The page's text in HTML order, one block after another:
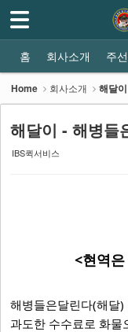
홈 회사소개 주
해달이
오토바이 퀵서비스
Home 회사소개 해달이
해달이 - 해병들
IBS퀵서비스
<현역
해병들은달린다(해달
과도한 수수료로 화물
로그인 회원가입
홈
회사소개
- 해달이
주선업·도난파손보험
오시는길